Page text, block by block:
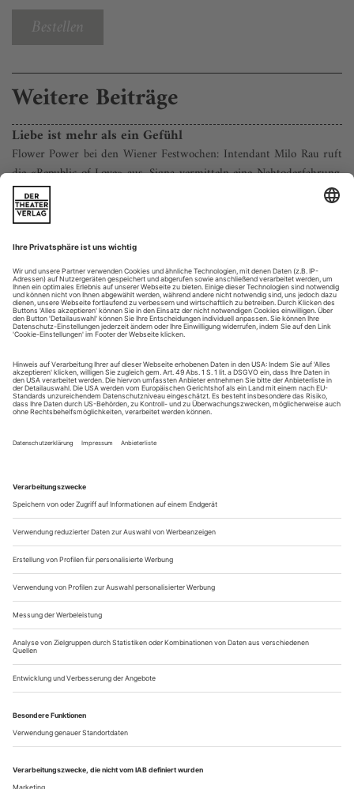
Bestellen
Weitere Beiträge
Liebe ist mehr als ein Gefühl
Flower Power bei den Wiener Festwochen: Intendant Milo Rau ruft
die «Republic of Love» aus, Signa vermitteln eine Nahtoderfahrung,
und Pia Hierzegger trifft sich in 24 Stunden mit 100 Männern
Mangelnden Einsatz kann man Milo Rau nicht vorwerfen.
Auch in seinem zweiten Jahr als Intendant der Wiener
Festwochen war der Schweizer Regisseur omnipräsent. Er
brachte zwei Inszenierungen und eine Leseaufführung zur
Premiere und war auch an einer Diskursreihe federführend
beteiligt. Damit nicht genug: Rau versteht es wie kein
Das Grollen der Kleinbürger
Luise Voigt, Eva Bormann u.a. «Wir sind das Volk. Weimarer
einer Art Live-Videoclip auf dem schneckenförmigen
Bühnenpodest in die Kamera gehämmert werden. Die
großformatigen Köpfe auf dem Gazevorhang ballern erstmal
alle wach. Die kurzen prägnanten Sätze sind herausgepickt
aus 50 Interviews, die ein Team um Regisseurin...
Eine Wiener Spreewaldgurke
Fritzi Haberlandt ist das Epizentrum in Maren-Kea Freeses
Tragikomödie «Wilma will mehr»
Irgendwann reicht es. In vollen Klamotten springt Wilma vom
Steg, kopfüber in den See im Lausitzer Braunkohlenrevier.
Hier hat sie ihr ganzes Leben verbracht, zu DDR-Zeiten als
Elektrikerin und Maschinistin im 1992 abgewickelten
Kraftwerk Sonne gearbeitet. Die Erinnerung an diese Zeiten
und die «Brigade Völkerfreundschaft» hält sie mit ihren Ex-